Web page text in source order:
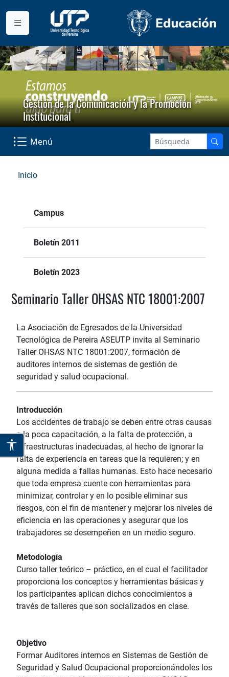
Gestión de la Comunicación y la Promoción
Institucional
Menú
Inicio
Campus
Boletín 2011
Boletín 2023
Seminario Taller OHSAS NTC 18001:2007
La Asociación de Egresados de la Universidad
Tecnológica de Pereira ASEUTP invita al Seminario
Taller OHSAS NTC 18001:2007, formación de
auditores internos de sistemas de gestión de
seguridad y salud ocupacional.
Introducción
Los accidentes de trabajo se deben entre otras causas
a la poca capacitación, a la falta de protección, a
infraestructuras inadecuadas, al hecho de ignorar la
falta de experiencia en tareas que la requieren; y en
alguna medida a fallas humanas. Esto hace necesario
que toda empresa cuente con herramientas para
minimizar, controlar y en lo posible eliminar sus
riesgos, con el fin de mantener y mejorar los niveles de
eficiencia en las operaciones y asegurar que los
trabajadores se desempeñen en un medio seguro.
Metodología
Curso taller teórico – práctico, en el cual el facilitador
proporciona los conceptos y herramientas básicas y
los participantes aplican dichos conocimientos a
través de talleres que son socializados en clase.
Objetivo
Formar Auditores internos en Sistemas de Gestión de
Seguridad y Salud Ocupacional proporcionándoles los